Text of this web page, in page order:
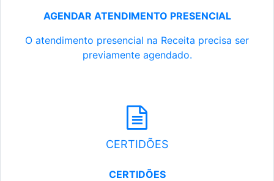
AGENDAR ATENDIMENTO PRESENCIAL
O atendimento presencial na Receita precisa ser
previamente agendado.
CERTIDÕES
CERTIDÕES